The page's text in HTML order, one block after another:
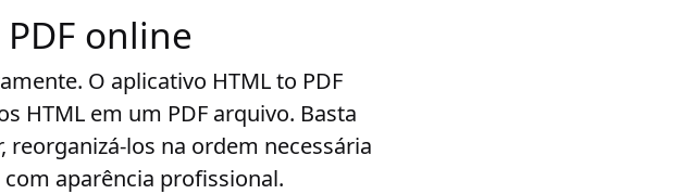
online
O aplicativo HTML to PDF
HTML em um PDF arquivo. Basta
reorganizá-los na ordem necessária
aparência profissional.